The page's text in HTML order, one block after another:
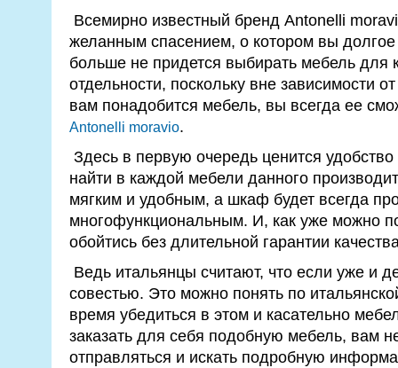
Всемирно известный бренд Аntonelli
желанным спасением, о котором вы
больше не придется выбирать мебель для
отдельности, поскольку вне зависимости
вам понадобится мебель, вы всегда ее
Аntonelli moravio.
Здесь в первую очередь ценится
найти в каждой мебели данного
мягким и удобным, а шкаф будет всегда
многофункциональным. И, как уже можно
обойтись без длительной гарантии
Ведь итальянцы считают, что если уже и
совестью. Это можно понять по
время убедиться в этом и касательно
заказать для себя подобную мебель, вам
отправляться и искать подробную